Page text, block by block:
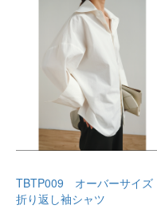
TBTP009 オーバーサイズ
折り返し袖シャツ